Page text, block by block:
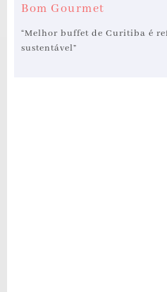
Bom Gourmet
“Melhor buffet de Curitiba é
sustentável”